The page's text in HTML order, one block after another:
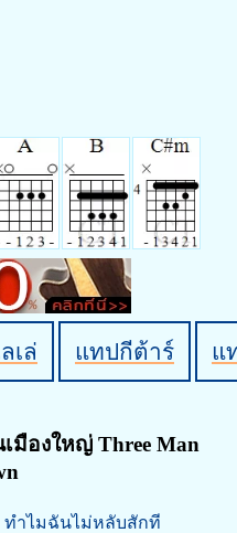
เล่ แทปกีต้าร์ แ
มืองใหญ่ Three Man
ทำไมฉันไม่หลับสักที